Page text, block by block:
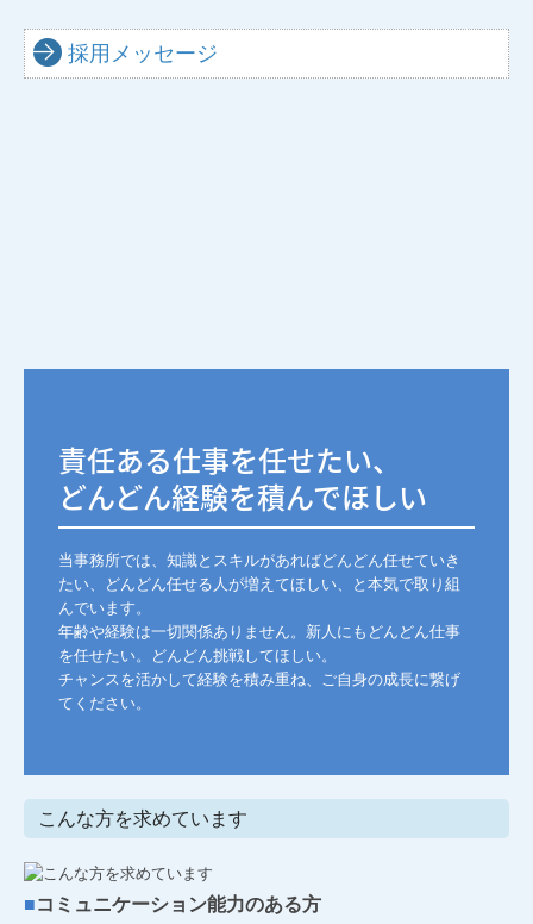
採用メッセージ
責任ある仕事を任せたい、
どんどん経験を積んでほしい
当事務所では、知識とスキルがあればどんどん任せていき
たい、どんどん任せる人が増えてほしい、と本気で取り組
んでいます。
年齢や経験は一切関係ありません。新人にもどんどん仕事
を任せたい。どんどん挑戦してほしい。
チャンスを活かして経験を積み重ね、ご自身の成長に繋げ
てください。
こんな方を求めています
■コミュニケーション能力のある方